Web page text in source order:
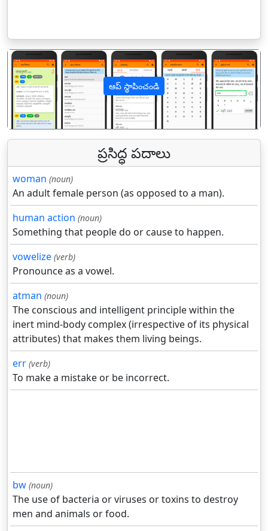
ఆప్ స్థాపించండి
पिछला
ప్రసిద్ధ పదాలు
woman (noun)
An adult female person (as opposed to a man).
human action (noun)
Something that people do or cause to happen.
vowelize (verb)
Pronounce as a vowel.
atman (noun)
The conscious and intelligent principle within the
inert mind-body complex (irrespective of its physical
attributes) that makes them living beings.
err (verb)
To make a mistake or be incorrect.
bw (noun)
The use of bacteria or viruses or toxins to destroy
men and animals or food.